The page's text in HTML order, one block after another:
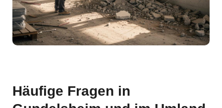
Häufige Fragen in